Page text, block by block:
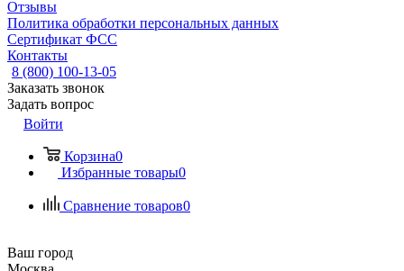
Отзывы
Политика обработки персональных данных
Сертификат ФСС
Контакты
8 (800) 100-13-05
Заказать звонок
Задать вопрос
Войти
Корзина0
Избранные товары0
Сравнение товаров0
Ваш город